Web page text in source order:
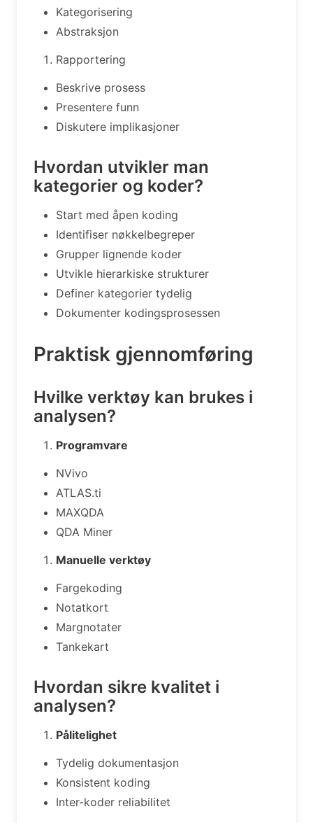
Kategorisering
Abstraksjon
Rapportering
Beskrive prosess
Presentere funn
Diskutere implikasjoner
Hvordan utvikler man
kategorier og koder?
Start med åpen koding
Identifiser nøkkelbegreper
Grupper lignende koder
Utvikle hierarkiske strukturer
Definer kategorier tydelig
Dokumenter kodingsprosessen
Praktisk gjennomføring
Hvilke verktøy kan brukes i
analysen?
Programvare
NVivo
ATLAS.ti
MAXQDA
QDA Miner
Manuelle verktøy
Fargekoding
Notatkort
Margnotater
Tankekart
Hvordan sikre kvalitet i
analysen?
Pålitelighet
Tydelig dokumentasjon
Konsistent koding
Inter-koder reliabilitet